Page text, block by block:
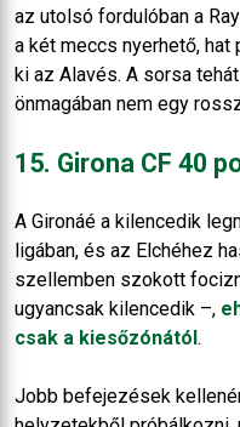
az utolsó fordulóban a
a két meccs nyerhető,
ki az Alavés. A sorsa
önmagában nem egy
15. Girona CF 40
A Gironáé a kilencedik
ligában, és az Elchéhez
szellemben szokott
ugyancsak kilencedik –,
csak a kiesőzónától.
Jobb befejezések